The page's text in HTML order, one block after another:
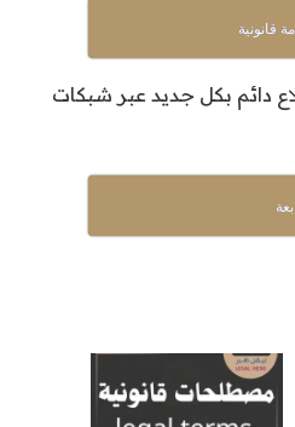
قانونية
دائم بكل جديد عبر شبكات